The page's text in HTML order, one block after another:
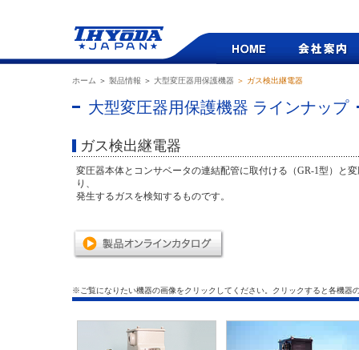
ホーム ＞ 製品情報 ＞ 大型変圧器用保護機器 ＞ ガス検出継電器
大型変圧器用保護機器 ラインナップ
ガス検出継電器
変圧器本体とコンサベータの連結配管に取付ける（GR-1型）と
り、
発生するガスを検知するものです。
※ご覧になりたい機器の画像をクリックしてください。クリックすると各機器